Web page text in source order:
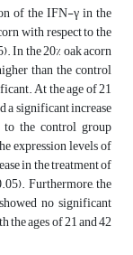
of the IFN-γ in the
with respect to the
In the 20% oak acorn
than the control
At the age of 21
a significant increase
to the control group
expression levels of
in the treatment of
Furthermore, the
no significant
the ages of 21 and 42